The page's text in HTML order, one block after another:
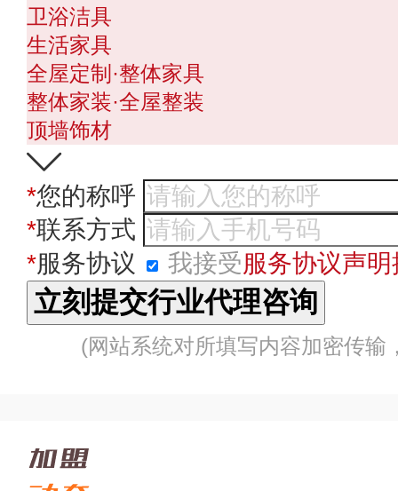
卫浴洁具
生活家具
全屋定制·整体家具
整体家装·全屋整装
顶墙饰材
*您的称呼
*联系方式
*服务协议 我接受服务协议声
(网站系统对所填写内容加密传输